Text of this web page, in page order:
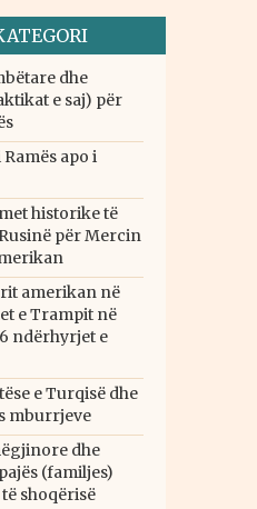
dhe
e saj) për
apo i
historike të
për Mercin
amerikan në
e Trampit në
ndërhyrjet e
e Turqisë dhe
mburrjeve
dhe
(familjes)
shoqërisë